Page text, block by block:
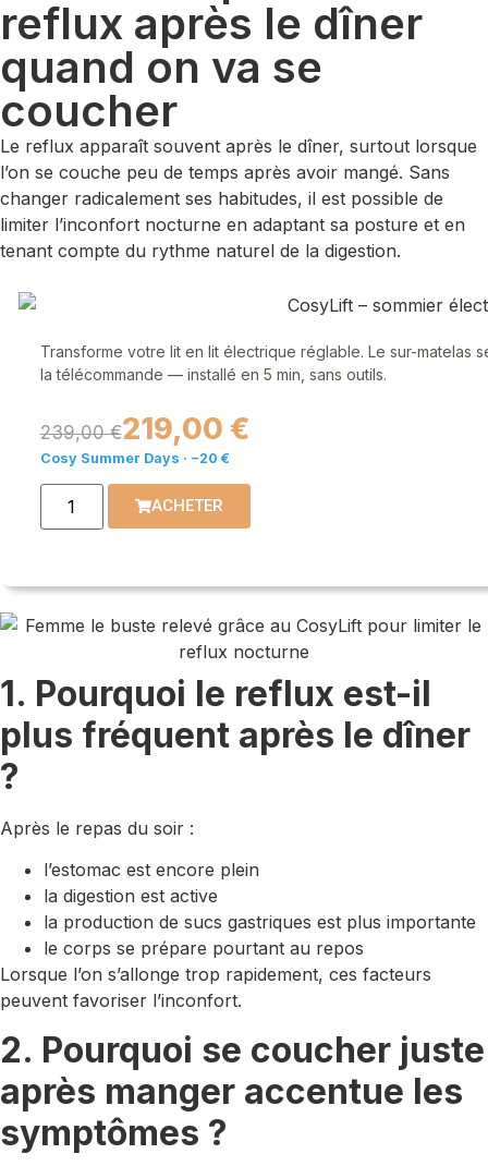
reflux après le dîner
quand on va se
coucher
Le reflux apparaît souvent après le dîner, surtout lorsque
l’on se couche peu de temps après avoir mangé. Sans
changer radicalement ses habitudes, il est possible de
limiter l’inconfort nocturne en adaptant sa posture et en
tenant compte du rythme naturel de la digestion.
Transforme votre lit en lit électrique réglable. Le sur-matelas
la télécommande — installé en 5 min, sans outils.
239,00 €219,00 €
Cosy Summer Days · −20 €
ACHETER
1. Pourquoi le reflux est-il
plus fréquent après le dîner
?
Après le repas du soir :
l’estomac est encore plein
la digestion est active
la production de sucs gastriques est plus importante
le corps se prépare pourtant au repos
Lorsque l’on s’allonge trop rapidement, ces facteurs
peuvent favoriser l’inconfort.
2. Pourquoi se coucher juste
après manger accentue les
symptômes ?